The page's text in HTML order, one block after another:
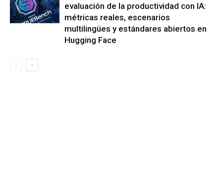
evaluación de la productividad con IA:
métricas reales, escenarios
multilingües y estándares abiertos en
Hugging Face